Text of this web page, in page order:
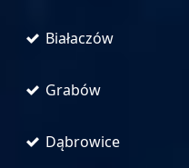
Białaczów
Grabów
Dąbrowice